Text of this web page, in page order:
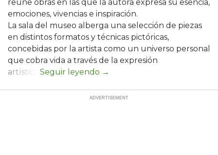
reúne obras en las que la autora expresa su esencia,
emociones, vivencias e inspiración.
La sala del museo alberga una selección de piezas
en distintos formatos y técnicas pictóricas,
concebidas por la artista como un universo personal
que cobra vida a través de la expresión
artística.